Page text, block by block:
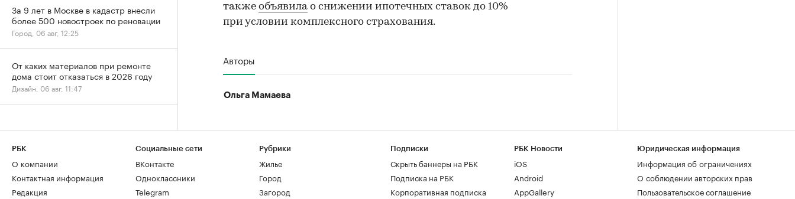
также объявила о снижении ипотечных ставок до 10%
при условии комплексного страхования.
Авторы
Ольга Мамаева
За 9 лет в Москве в кадастр внесли
более 500 новостроек по реновации
Город, 06 авг, 12:25
От каких материалов при ремонте
дома стоит отказаться в 2026 году
Дизайн, 06 авг, 11:47
РБК
О компании
Контактная информация
Редакция
Социальные сети
ВКонтакте
Одноклассники
Telegram
Рубрики
Жилье
Город
Загород
Подписки
Скрыть баннеры на РБК
Подписка на РБК
Корпоративная подписка
РБК Новости
iOS
Android
AppGallery
Юридическая информация
Информация об ограничениях
О соблюдении авторских прав
Пользовательское соглашение